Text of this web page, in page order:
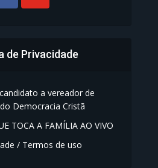
de Privacidade
a vereador de
Democracia Cristã
TOCA A FAMÍLIA AO VIVO
/ Termos de uso